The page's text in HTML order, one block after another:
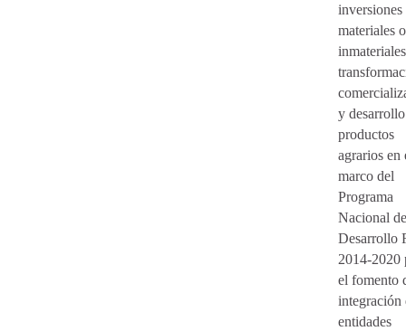
inversiones
materiales o
y
productos
agrarios en
marco del
Programa
Nacional de
Desarrollo
2014-2020
el fomento
integración
entidades